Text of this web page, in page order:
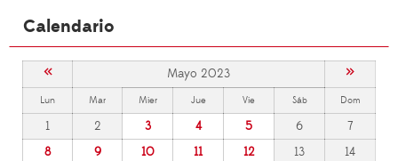
Calendario
« Mayo 2023 »
Lun Mar Mier Jue Vie Sáb Dom
1 2 3 4 5 6
7
8
9 10 11 12 13
14